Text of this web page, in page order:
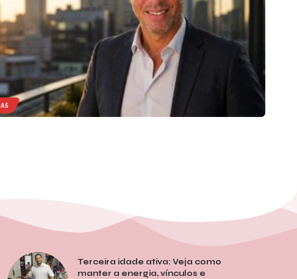
Terceira idade ativa: Veja como
manter a energia, vínculos e